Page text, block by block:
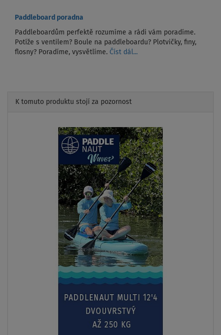
Paddleboard poradna
Paddleboardům perfektě rozumíme a rádi vám poradíme.
Potíže s ventilem? Boule na paddleboardu? Plotvičky, finy,
flosny? Poradíme, vysvětlíme. Číst dál...
K tomuto produktu stojí za pozornost
- 5 %
VÝHODNÁ
SADA
LZE KAJAK
SEDAČKU
DOPRAVA
ZDARMA
SKLADEM
Paddleboard PATHFINDER LITE 9'6'',
11' - Rodinná sada nafukovacích
10 799 Kč
Previous